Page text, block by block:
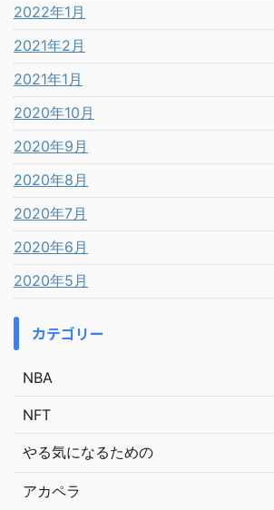
2022年1月
2021年2月
2021年1月
2020年10月
2020年9月
2020年8月
2020年7月
2020年6月
2020年5月
カテゴリー
NBA
NFT
やる気になるための
アカペラ